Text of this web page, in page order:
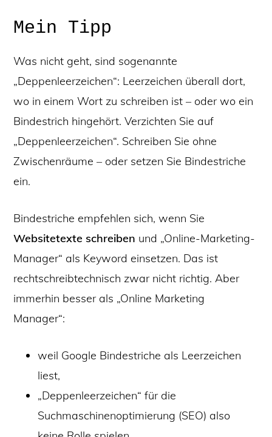
Mein Tipp
Was nicht geht, sind sogenannte
„Deppenleerzeichen“: Leerzeichen überall dort,
wo in einem Wort zu schreiben ist – oder wo ein
Bindestrich hingehört. Verzichten Sie auf
„Deppenleerzeichen“. Schreiben Sie ohne
Zwischenräume – oder setzen Sie Bindestriche
ein.
Bindestriche empfehlen sich, wenn Sie
Websitetexte schreiben und „Online-Marketing-
Manager“ als Keyword einsetzen. Das ist
rechtschreibtechnisch zwar nicht richtig. Aber
immerhin besser als „Online Marketing
Manager“:
weil Google Bindestriche als Leerzeichen
liest,
„Deppenleerzeichen“ für die
Suchmaschinenoptimierung (SEO) also